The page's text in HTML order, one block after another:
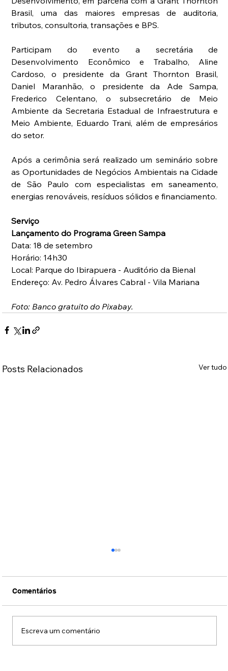
Brasil, uma das maiores empresas de auditoria,
tributos, consultoria, transações e BPS.
Participam do evento a secretária de
Desenvolvimento Econômico e Trabalho, Aline
Cardoso, o presidente da Grant Thornton Brasil,
Daniel Maranhão, o presidente da Ade Sampa,
Frederico Celentano, o subsecretário de Meio
Ambiente da Secretaria Estadual de Infraestrutura e
Meio Ambiente, Eduardo Trani, além de empresários
do setor.
Após a cerimônia será realizado um seminário sobre
as Oportunidades de Negócios Ambientais na Cidade
de São Paulo com especialistas em saneamento,
energias renováveis, resíduos sólidos e financiamento.
Serviço
Lançamento do Programa Green Sampa
Data: 18 de setembro
Horário: 14h30
Local: Parque do Ibirapuera - Auditório da Bienal
Endereço: Av. Pedro Álvares Cabral - Vila Mariana
Foto: Banco gratuito do Pixabay.
Posts Relacionados Ver tudo
Comentários
Escreva um comentário